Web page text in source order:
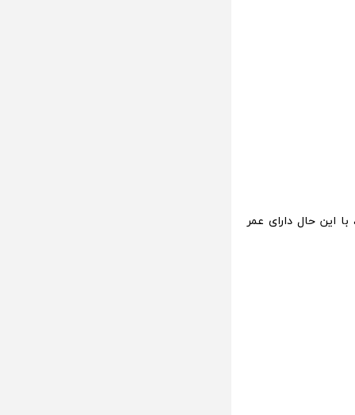
جابجایی بزرگتر نسبت به نوت 5 می باشد، با این حال دارای عمر